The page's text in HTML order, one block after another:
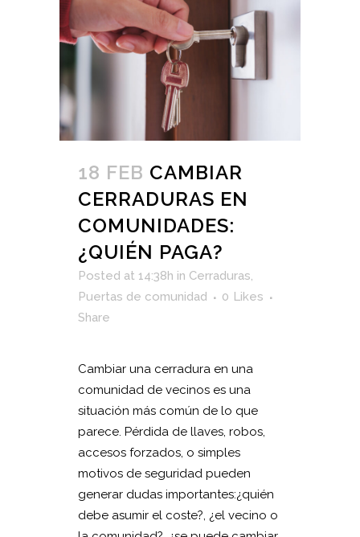
18 FEB CAMBIAR
CERRADURAS EN
COMUNIDADES:
¿QUIÉN PAGA?
Posted at 14:38h in Cerraduras,
Puertas de comunidad
0 Likes
Share
Cambiar una cerradura en una
comunidad de vecinos es una
situación más común de lo que
parece. Pérdida de llaves, robos,
accesos forzados, o simples
motivos de seguridad pueden
generar dudas importantes:¿quién
debe asumir el coste?, ¿el vecino o